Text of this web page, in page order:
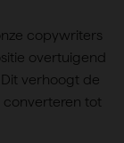
copywriters
overtuigend
verhoogt de
converteren tot